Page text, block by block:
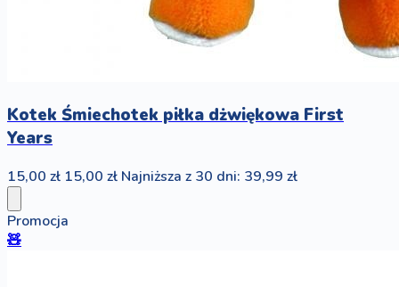
Kotek Śmiechotek piłka dżwiękowa First
Years
15,00 zł 15,00 zł Najniższa z 30 dni: 39,99 zł
Promocja
🧸